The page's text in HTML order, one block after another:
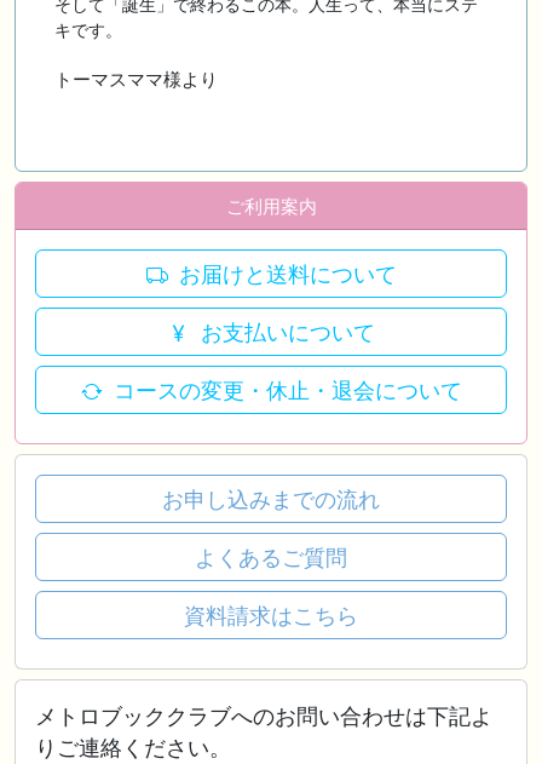
そして「誕生」で終わるこの本。人生って、本当にステ
キです。
トーマスママ様より
ご利用案内
お届けと送料について
お支払いについて
コースの変更・休止・退会について
お申し込みまでの流れ
よくあるご質問
資料請求はこちら
メトロブッククラブへのお問い合わせは下記よ
りご連絡ください。